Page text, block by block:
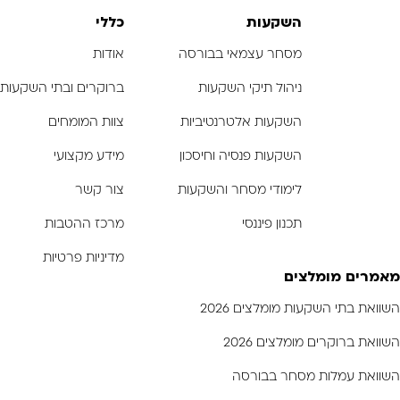
השקעות
מסחר עצמאי בבורסה
ניהול תיקי השקעות
השקעות אלטרנטיביות
השקעות פנסיה וחיסכון
לימודי מסחר והשקעות
תכנון פיננסי
כללי
אודות
ברוקרים ובתי השקעות
צוות המומחים
מידע מקצועי
צור קשר
מרכז ההטבות
מדיניות פרטיות
מאמרים מומלצים
השוואת בתי השקעות מומלצים 2026
השוואת ברוקרים מומלצים 2026
השוואת עמלות מסחר בבורסה